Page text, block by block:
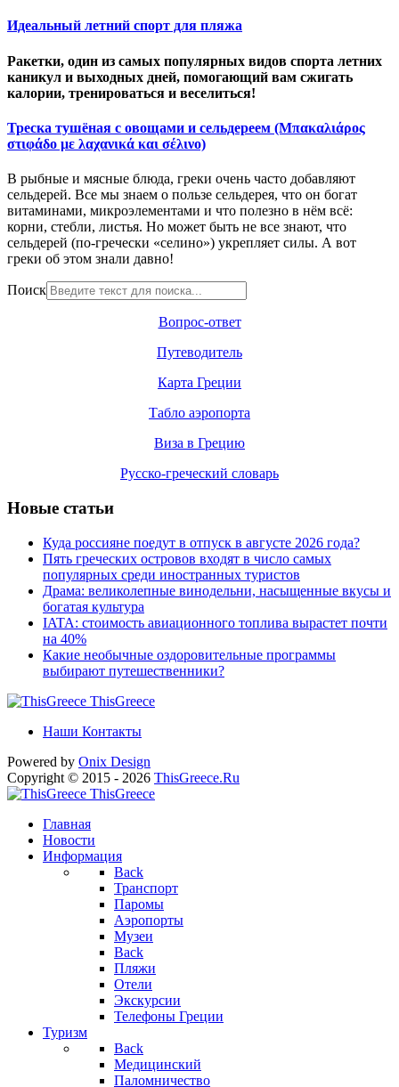
Идеальный летний спорт для пляжа
Ракетки, один из самых популярных видов спорта летних
каникул и выходных дней, помогающий вам сжигать
калории, тренироваться и веселиться!
Треска тушёная с овощами и сельдереем (Μπακαλιάρος
στιφάδο με λαχανικά και σέλινο)
В рыбные и мясные блюда, греки очень часто добавляют
сельдерей. Все мы знаем о пользе сельдерея, что он богат
витаминами, микроэлементами и что полезно в нём всё:
корни, стебли, листья. Но может быть не все знают, что
сельдерей (по-гречески «селино») укрепляет силы. А вот
греки об этом знали давно!
Поиск
Вопрос-ответ
Путеводитель
Карта Греции
Табло аэропорта
Виза в Грецию
Русско-греческий словарь
Новые статьи
Куда россияне поедут в отпуск в августе 2026 года?
Пять греческих островов входят в число самых
популярных среди иностранных туристов
Драма: великолепные винодельни, насыщенные вкусы и
богатая культура
IATA: стоимость авиационного топлива вырастет почти
на 40%
Какие необычные оздоровительные программы
выбирают путешественники?
ThisGreece
Наши Контакты
Powered by Onix Design
Copyright © 2015 - 2026 ThisGreece.Ru
ThisGreece
Главная
Новости
Информация
Back
Транспорт
Паромы
Аэропорты
Музеи
Back
Пляжи
Отели
Экскурсии
Телефоны Греции
Туризм
Back
Медицинский
Паломничество